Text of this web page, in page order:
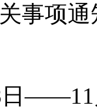
事项
日